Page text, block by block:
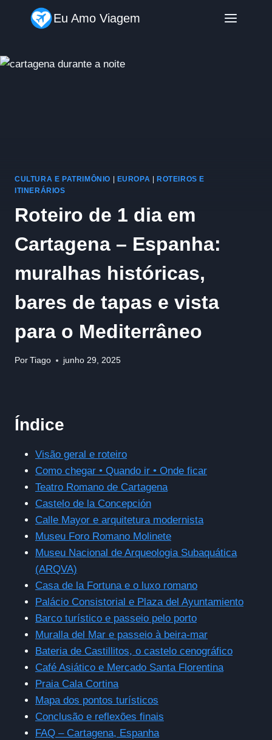
Conteúdo
Eu Amo Viagem
CULTURA E PATRIMÔNIO | EUROPA |ROTEIROS E
ITINERÁRIOS
Roteiro de 1 dia em
Cartagena – Espanha:
muralhas históricas,
bares de tapas e vista
para o Mediterrâneo
Por Tiago junho 29, 2025
Índice
Visão geral e roteiro
Como chegar • Quando ir • Onde ficar
Teatro Romano de Cartagena
Castelo de la Concepción
Calle Mayor e arquitetura modernista
Museu Foro Romano Molinete
Museu Nacional de Arqueologia Subaquática
(ARQVA)
Casa de la Fortuna e o luxo romano
Palácio Consistorial e Plaza del Ayuntamiento
Barco turístico e passeio pelo porto
Muralla del Mar e passeio à beira-mar
Bateria de Castillitos, o castelo cenográfico
Café Asiático e Mercado Santa Florentina
Praia Cala Cortina
Mapa dos pontos turísticos
Conclusão e reflexões finais
FAQ – Cartagena, Espanha